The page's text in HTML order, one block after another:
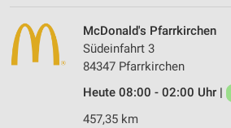
McDonald's Pfarrkirchen
Südeinfahrt 3
84347 Pfarrkirchen
Heute 08:00 - 02:00 Uhr |
457,35 km